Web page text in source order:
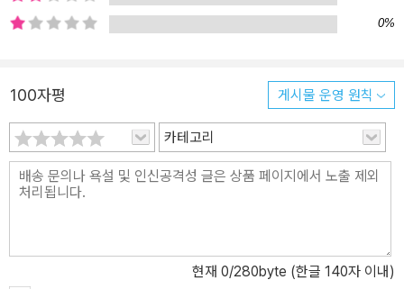
까지 있는’, magnetic은 ‘자석처럼 사람을 강하게 끄는 매력이 있
대화와 지문에서 어떻게 활용되는지 보여 주어 정확한 활용법을 알
0%
100자평 게시물 운영 원칙
카테고리
현재 0/280byte (한글 140자 이내)